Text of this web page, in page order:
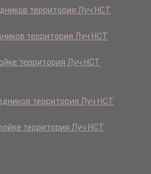
территория Луч НСТ
территория Луч НСТ
территория Луч НСТ
территория Луч НСТ
территория Луч НСТ